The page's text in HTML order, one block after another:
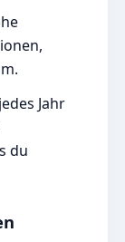
Jahr
du